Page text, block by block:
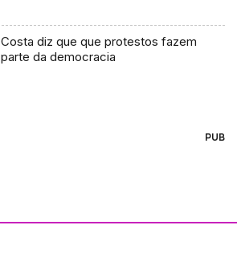
Costa diz que que protestos fazem
parte da democracia
PUB